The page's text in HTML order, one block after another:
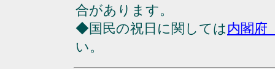
合があります。
◆国民の祝日に関しては内閣府
い。